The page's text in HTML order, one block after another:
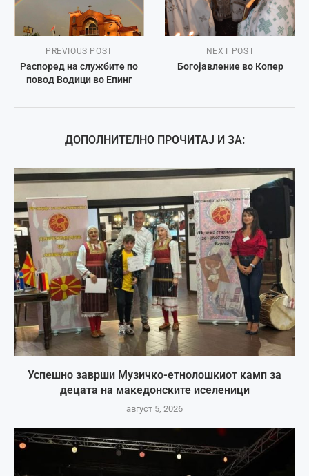
PREVIOUS POST
Распоред на службите по
повод Водици во Епинг
NEXT POST
Богојавление во Копер
ДОПОЛНИТЕЛНО ПРОЧИТАЈ И ЗА:
Успешно заврши Музичко-етнолошкиот камп за
децата на македонските иселеници
август 5, 2026